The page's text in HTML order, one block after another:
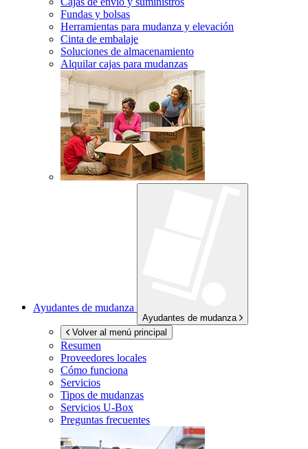
Fundas y bolsas
Herramientas para mudanza y elevación
Cinta de embalaje
Soluciones de almacenamiento
Alquilar cajas para mudanzas
Ayudantes de mudanza
Ayudantes de mudanza
Volver al menú principal
Resumen
Proveedores locales
Cómo funciona
Servicios
Tipos de mudanzas
Servicios U-Box
Preguntas frecuentes